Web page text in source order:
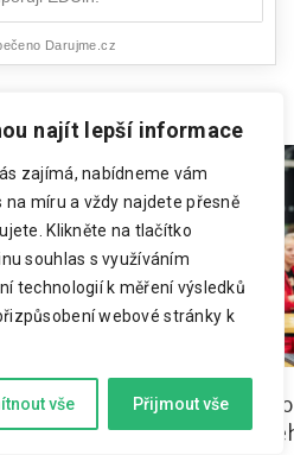
najít lepší informace
zajímá, nabídneme vám
míru a vždy najdete přesně
Klikněte na tlačítko
souhlas s využíváním
technologií k měření výsledků
webové stránky k
vše Přijmout vše
konce
M. Spurná:
alfa a omega